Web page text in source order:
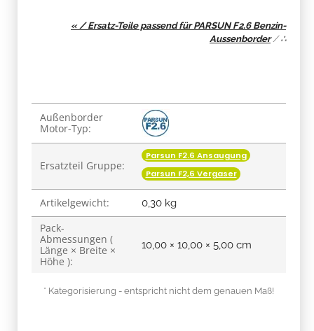
« / Ersatz-Teile passend für PARSUN F2.6 Benzin-
Aussenborder/∴
Produkteigenschaft
Wert
Außenborder
Motor-Typ:
Ersatzteil Gruppe:
Parsun F2.6 Ansaugung
Parsun F2,6 Vergaser
Artikelgewicht: 0,30 kg
Pack-
Abmessungen (
Länge × Breite ×
Höhe ):
10,00 × 10,00 × 5,00 cm
* Kategorisierung - entspricht nicht dem genauen Maß!